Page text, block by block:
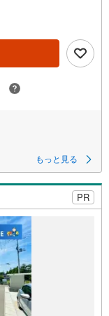
もっと見る
PR